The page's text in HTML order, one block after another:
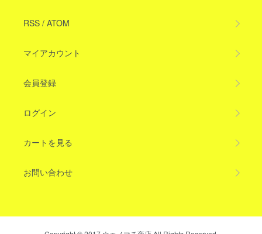
RSS / ATOM
マイアカウント
会員登録
ログイン
カートを見る
お問い合わせ